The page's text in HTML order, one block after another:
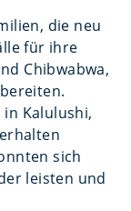
die neu
für ihre
Chibwabwa,
Kalulushi,
sich
leisten und